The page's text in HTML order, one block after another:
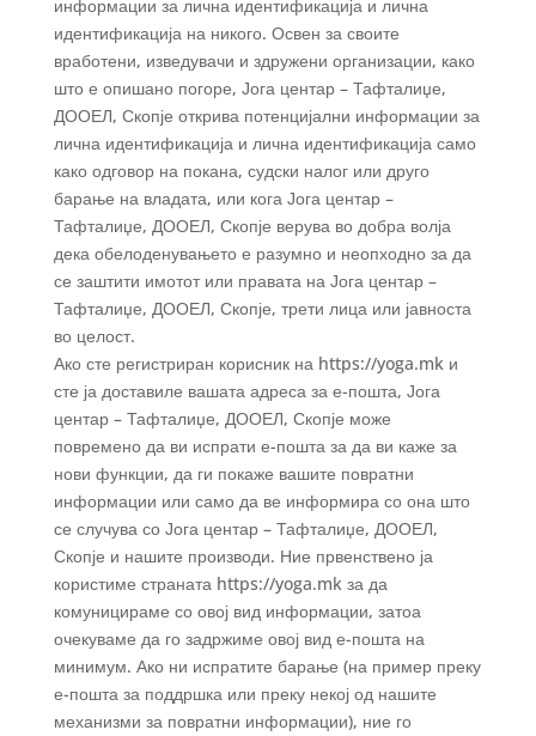
информации за лична идентификација и лична
идентификација на никого. Освен за своите
вработени, изведувачи и здружени организации, како
што е опишано погоре, Јога центар – Тафталиџе,
ДООЕЛ, Скопје открива потенцијални информации за
лична идентификација и лична идентификација само
како одговор на покана, судски налог или друго
барање на владата, или кога Јога центар –
Тафталиџе, ДООЕЛ, Скопје верува во добра волја
дека обелоденувањето е разумно и неопходно за да
се заштити имотот или правата на Јога центар –
Тафталиџе, ДООЕЛ, Скопје, трети лица или јавноста
во целост.
Ако сте регистриран корисник на https://yoga.mk и
сте ја доставиле вашата адреса за е-пошта, Јога
центар – Тафталиџе, ДООЕЛ, Скопје може
повремено да ви испрати е-пошта за да ви каже за
нови функции, да ги покаже вашите повратни
информации или само да ве информира со она што
се случува со Јога центар – Тафталиџе, ДООЕЛ,
Скопје и нашите производи. Ние првенствено ја
користиме страната https://yoga.mk за да
комуницираме со овој вид информации, затоа
очекуваме да го задржиме овој вид е-пошта на
минимум. Ако ни испратите барање (на пример преку
е-пошта за поддршка или преку некој од нашите
механизми за повратни информации), ние го